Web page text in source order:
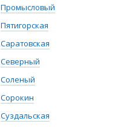
Промысловый
Пятигорская
Саратовская
Северный
Соленый
Сорокин
Суздальская